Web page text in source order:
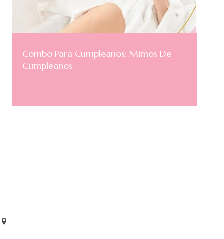
Combo Para Cumpleaños: Mimos De
Cumpleaños